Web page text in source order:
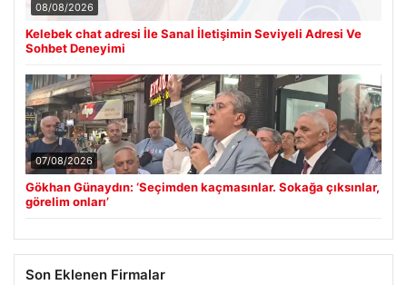
08/08/2026
Kelebek chat adresi İle Sanal İletişimin Seviyeli Adresi Ve
Sohbet Deneyimi
07/08/2026
Gökhan Günaydın: ‘Seçimden kaçmasınlar. Sokağa çıksınlar,
görelim onları’
Son Eklenen Firmalar